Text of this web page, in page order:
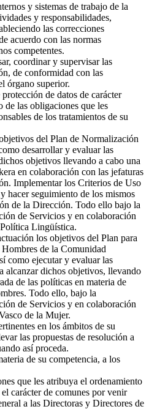
y sistemas de trabajo de la
y responsabilidades,
las correcciones
acuerdo con las normas
competentes.
coordinar y supervisar las
de conformidad con las
órgano superior.
de datos de carácter
de las obligaciones que les
de los tratamientos de su
del Plan de Normalización
desarrollar y evaluar las
objetivos llevando a cabo una
en colaboración con las jefaturas
Implementar los Criterios de Uso
hacer seguimiento de los mismos
de la Dirección. Todo ello bajo la
de Servicios y en colaboración
Lingüística.
los objetivos del Plan para
de la Comunidad
como ejecutar y evaluar las
alcanzar dichos objetivos, llevando
de las políticas en materia de
Todo ello, bajo la
de Servicios y en colaboración
de la Mujer.
en los ámbitos de su
las propuestas de resolución a
así proceda.
de su competencia, a los
que les atribuya el ordenamiento
carácter de comunes por venir
a las Directoras y Directores de